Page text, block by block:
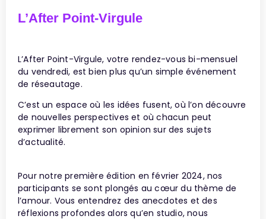
L’After Point-Virgule
L’After Point-Virgule, votre rendez-vous bi-mensuel
du vendredi, est bien plus qu’un simple événement
de réseautage.
C’est un espace où les idées fusent, où l’on découvre
de nouvelles perspectives et où chacun peut
exprimer librement son opinion sur des sujets
d’actualité.
Pour notre première édition en février 2024, nos
participants se sont plongés au cœur du thème de
l’amour. Vous entendrez des anecdotes et des
réflexions profondes alors qu’en studio, nous